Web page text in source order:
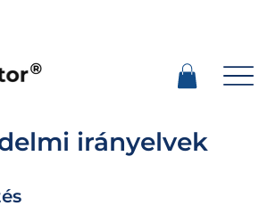
irányelvek